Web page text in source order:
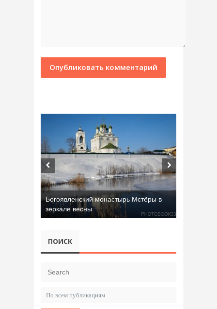
Богоявленский монастырь Мстёры в
зеркале весны
ПОИСК